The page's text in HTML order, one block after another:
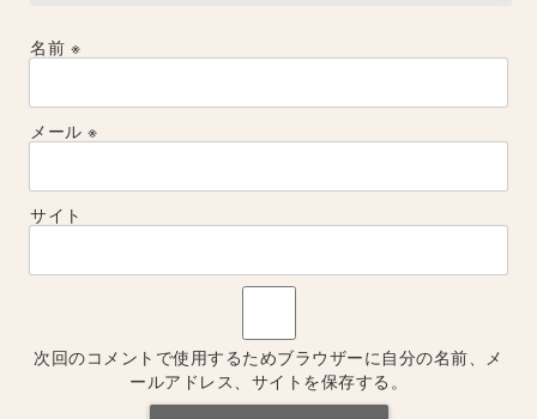
名前 ※
メール ※
サイト
次回のコメントで使用するためブラウザーに自分の名前、メ
ールアドレス、サイトを保存する。